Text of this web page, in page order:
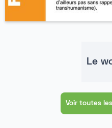
Le
Voir toutes